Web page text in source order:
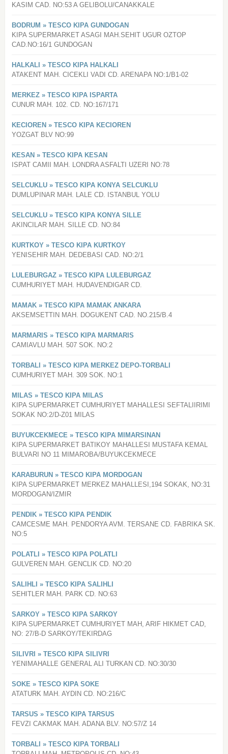
KASIM CAD. NO:53 A GELIBOLU/CANAKKALE
BODRUM » TESCO KIPA GUNDOGAN
KIPA SUPERMARKET ASAGI MAH.SEHIT UGUR OZTOP
CAD.NO:16/1 GUNDOGAN
HALKALI » TESCO KIPA HALKALI
ATAKENT MAH. CICEKLI VADI CD. ARENAPA NO:1/B1-02
MERKEZ » TESCO KIPA ISPARTA
CUNUR MAH. 102. CD. NO:167/171
KECIOREN » TESCO KIPA KECIOREN
YOZGAT BLV NO:99
KESAN » TESCO KIPA KESAN
ISPAT CAMII MAH. LONDRA ASFALTI UZERI NO:78
SELCUKLU » TESCO KIPA KONYA SELCUKLU
DUMLUPINAR MAH. LALE CD. ISTANBUL YOLU
SELCUKLU » TESCO KIPA KONYA SILLE
AKINCILAR MAH. SILLE CD. NO:84
KURTKOY » TESCO KIPA KURTKOY
YENISEHIR MAH. DEDEBASI CAD. NO:2/1
LULEBURGAZ » TESCO KIPA LULEBURGAZ
CUMHURIYET MAH. HUDAVENDIGAR CD.
MAMAK » TESCO KIPA MAMAK ANKARA
AKSEMSETTIN MAH. DOGUKENT CAD. NO.215/B.4
MARMARIS » TESCO KIPA MARMARIS
CAMIAVLU MAH. 507 SOK. NO:2
TORBALI » TESCO KIPA MERKEZ DEPO-TORBALI
CUMHURIYET MAH. 309 SOK. NO:1
MILAS » TESCO KIPA MILAS
KIPA SUPERMARKET CUMHURIYET MAHALLESI SEFTALIIRIMI
SOKAK NO:2/D-Z01 MILAS
BUYUKCEKMECE » TESCO KIPA MIMARSINAN
KIPA SUPERMARKET BATIKOY MAHALLESI MUSTAFA KEMAL
BULVARI NO 11 MIMAROBA/BUYUKCEKMECE
KARABURUN » TESCO KIPA MORDOGAN
KIPA SUPERMARKET MERKEZ MAHALLESI,194 SOKAK, NO:31
MORDOGAN/IZMIR
PENDIK » TESCO KIPA PENDIK
CAMCESME MAH. PENDORYA AVM. TERSANE CD. FABRIKA SK.
NO:5
POLATLI » TESCO KIPA POLATLI
GULVEREN MAH. GENCLIK CD. NO:20
SALIHLI » TESCO KIPA SALIHLI
SEHITLER MAH. PARK CD. NO:63
SARKOY » TESCO KIPA SARKOY
KIPA SUPERMARKET CUMHURIYET MAH, ARIF HIKMET CAD,
NO: 27/B-D SARKOY/TEKIRDAG
SILIVRI » TESCO KIPA SILIVRI
YENIMAHALLE GENERAL ALI TURKAN CD. NO:30/30
SOKE » TESCO KIPA SOKE
ATATURK MAH. AYDIN CD. NO:216/C
TARSUS » TESCO KIPA TARSUS
FEVZI CAKMAK MAH. ADANA BLV. NO:57/Z 14
TORBALI » TESCO KIPA TORBALI